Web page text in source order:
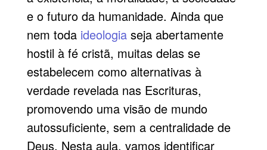
e o futuro da humanidade. Ainda que
nem toda ideologiaseja abertamente
hostil à fé cristã, muitas delas se
estabelecem como alternativas à
verdade revelada nas Escrituras,
promovendo uma visão de mundo
autossuficiente, sem a centralidade de
Deus. Nesta aula, vamos identificar